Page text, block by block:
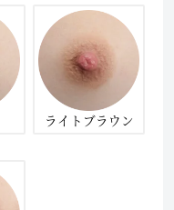
ライトブラウン